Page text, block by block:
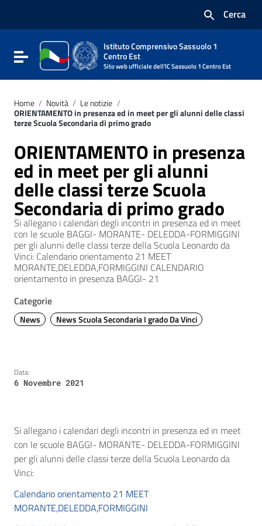
Vai al footer
Cerca
Attiva / disattiva la navigazione
Istituto Comprensivo Sassuolo 1
Centro Est
Sito web ufficiale dell'IC Sassuolo 1 Centro Est
Home / Novità / Le notizie /
ORIENTAMENTO in presenza ed in meet per gli alunni delle classi
terze Scuola Secondaria di primo grado
ORIENTAMENTO in presenza
ed in meet per gli alunni
delle classi terze Scuola
Secondaria di primo grado
Si allegano i calendari degli incontri in presenza ed in meet
con le scuole BAGGI- MORANTE- DELEDDA-FORMIGGINI
per gli alunni delle classi terze della Scuola Leonardo da
Vinci: Calendario orientamento 21 MEET
MORANTE,DELEDDA,FORMIGGINI CALENDARIO
orientamento in presenza BAGGI- 21
Categorie
News News Scuola Secondaria I grado Da Vinci
Data:
6 Novembre 2021
Si allegano i calendari degli incontri in presenza ed in meet
con le scuole BAGGI- MORANTE- DELEDDA-FORMIGGINI
per gli alunni delle classi terze della Scuola Leonardo da
Vinci:
Calendario orientamento 21 MEET
MORANTE,DELEDDA,FORMIGGINI